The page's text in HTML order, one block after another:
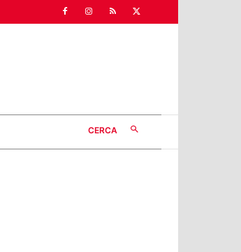
CERCA